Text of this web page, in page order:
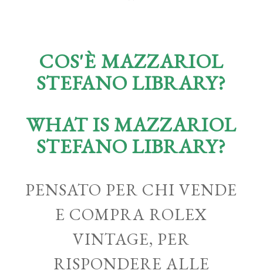
COS'È MAZZARIOL
STEFANO LIBRARY?
WHAT IS MAZZARIOL
STEFANO LIBRARY?
PENSATO PER CHI VENDE
E COMPRA ROLEX
VINTAGE, PER
RISPONDERE ALLE